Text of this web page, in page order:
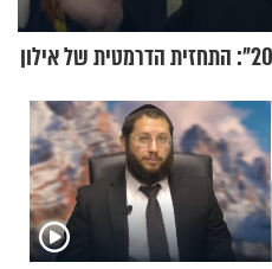
"לכסף לא תהיה משמעות ב-2036": התחזית הדרמטית של אילון